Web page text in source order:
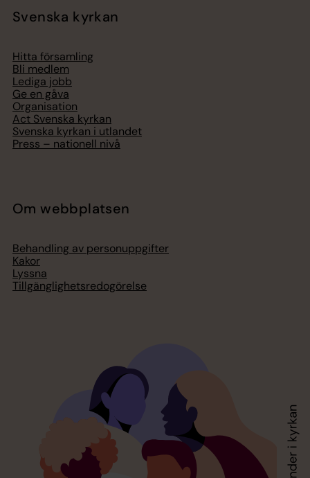
Svenska kyrkan
Hitta församling
Bli medlem
Lediga jobb
Ge en gåva
Organisation
Act Svenska kyrkan
Svenska kyrkan i utlandet
Press – nationell nivå
Om webbplatsen
Behandling av personuppgifter
Kakor
Lyssna
Tillgänglighetsredogörelse